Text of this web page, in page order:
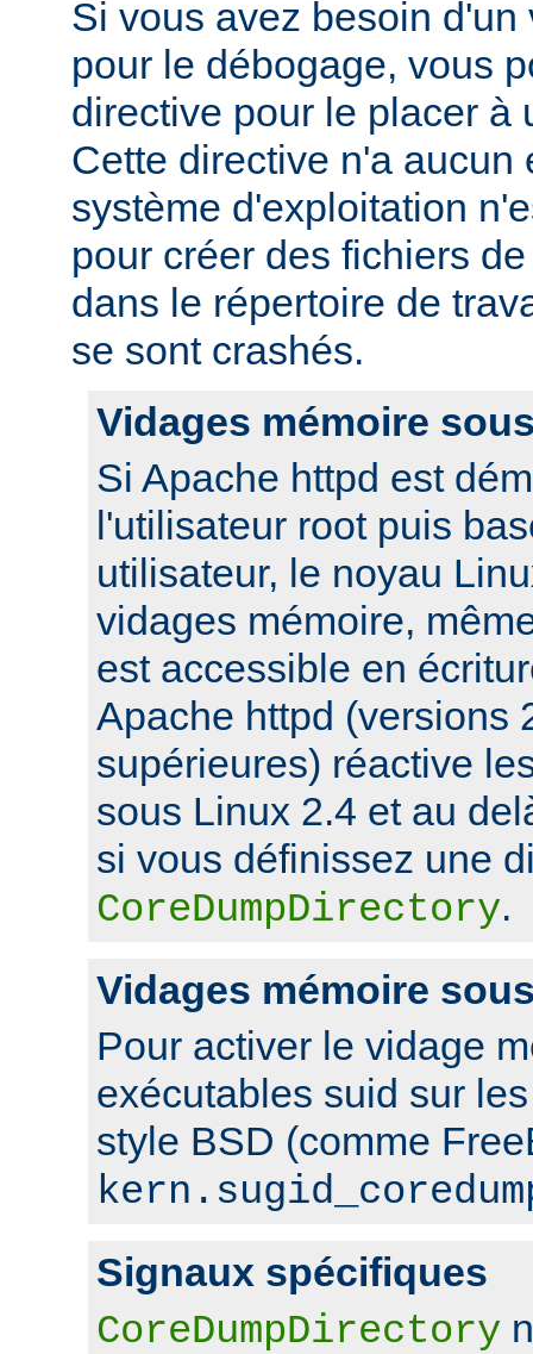
Si vous avez besoin
pour le débogage, vous
directive pour le placer à
Cette directive n'a aucun
système d'exploitation
pour créer des fichiers
dans le répertoire de
se sont crashés.
Vidages mémoire
Si Apache httpd est
l'utilisateur root puis
utilisateur, le noyau
vidages mémoire,
est accessible en
Apache httpd (versions
supérieures) réactive
sous Linux 2.4 et au
si vous définissez une
CoreDumpDirectory.
Vidages mémoire
Pour activer le vidage
exécutables suid sur
style BSD (comme
Signaux spécifiques
CoreDumpDirectory